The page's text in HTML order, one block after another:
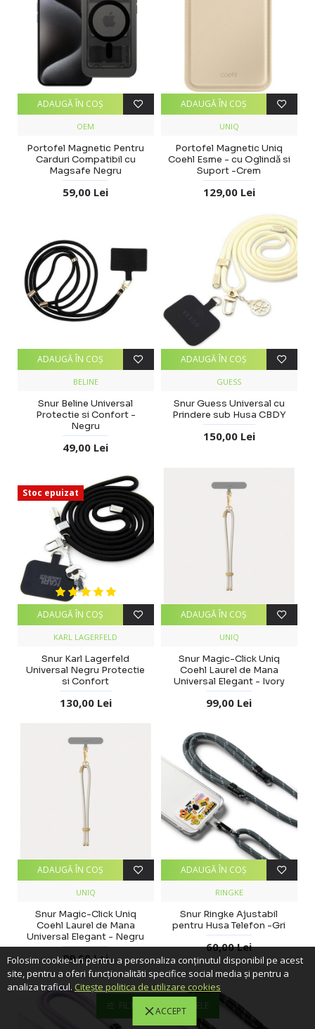
OEM
Portofel Magnetic Pentru
Carduri Compatibil cu
Magsafe Negru
59,00 Lei
ADAUGĂ ÎN COŞ
UNIQ
Portofel Magnetic Uniq
Coehl Esme - cu Oglindă si
Suport -Crem
129,00 Lei
ADAUGĂ ÎN COŞ
BELINE
Snur Beline Universal
Protectie si Confort -
Negru
49,00 Lei
ADAUGĂ ÎN COŞ
GUESS
Snur Guess Universal cu
Prindere sub Husa CBDY
150,00 Lei
ADAUGĂ ÎN COŞ
Stoc epuizat
KARL LAGERFELD
Snur Karl Lagerfeld
Universal Negru Protectie
si Confort
130,00 Lei
ADAUGĂ ÎN COŞ
UNIQ
Snur Magic-Click Uniq
Coehl Laurel de Mana
Universal Elegant - Ivory
99,00 Lei
ADAUGĂ ÎN COŞ
UNIQ
Snur Magic-Click Uniq
Coehl Laurel de Mana
Universal Elegant - Negru
99,00 Lei
ADAUGĂ ÎN COŞ
RINGKE
Snur Ringke Ajustabil
pentru Husa Telefon -Gri
60,00 Lei
ADAUGĂ ÎN COŞ
ACCEPT
Folosim cookie-uri pentru a personaliza conținutul disponibil pe acest
site, pentru a oferi funcționalităti specifice social media și pentru a
analiza traficul. Citește politica de utilizare cookies
FILTREAZA PRODUSELE